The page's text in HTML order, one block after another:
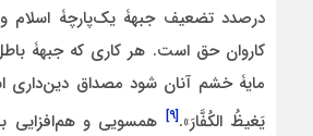
درصدد تضعیف جبهۀ یک‌پارچۀ اسلام
کاروان حق است. هر کاری که جبهۀ
مایۀ خشم آنان شود مصداق دین‌داری
یَغیظُ الکُفَّارَ».[۹]
همسویی و هم‌افزایی